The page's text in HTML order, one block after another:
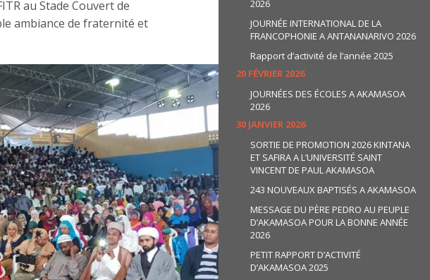
au Stade Couvert de
ambiance de fraternité et
2026
JOURNÉE INTERNATIONAL DE LA
FRANCOPHONIE A ANTANANARIVO 2026
Rapport d’activité de l’année 2025
20 FÉVRIER 2026
JOURNÉES DES ÉCOLES A AKAMASOA
2026
30 JANVIER 2026
SORTIE DE PROMOTION 2026 KINTANA
ET SAFIRA A L’UNIVERSITÉ SAINT
VINCENT DE PAUL AKAMASOA
243 NOUVEAUX BAPTISÉS A AKAMASOA
MESSAGE DU PÈRE PEDRO AU PEUPLE
D’AKAMASOA POUR LA BONNE ANNÉE
2026
PETIT RAPPORT D’ACTIVITÉ
D’AKAMASOA 2025